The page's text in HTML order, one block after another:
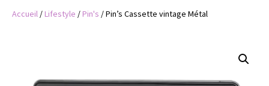
Accueil /Lifestyle /Pin's / Pin’s Cassette vintage Métal